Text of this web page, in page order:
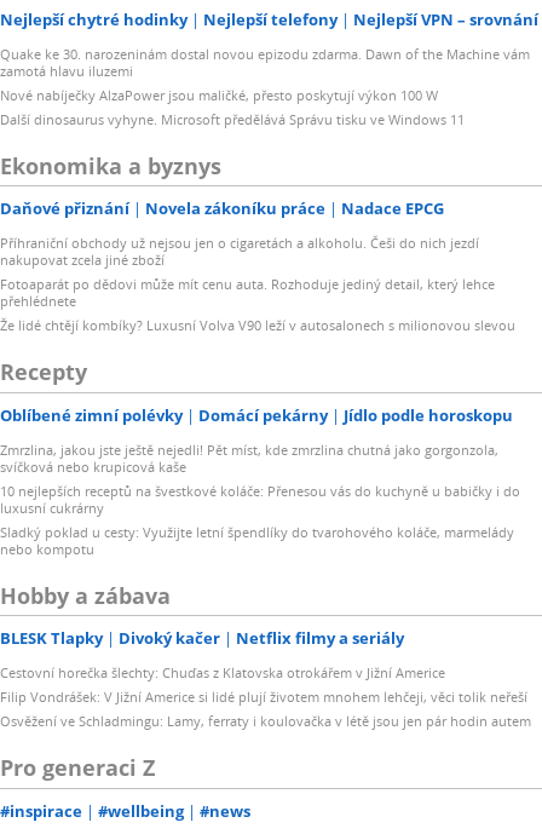
Nejlepší chytré hodinky Nejlepší telefony Nejlepší VPN – srovnání
Quake ke 30. narozeninám dostal novou epizodu zdarma. Dawn of the Machine vám
zamotá hlavu iluzemi
Nové nabíječky AlzaPower jsou maličké, přesto poskytují výkon 100 W
Další dinosaurus vyhyne. Microsoft předělává Správu tisku ve Windows 11
Ekonomika a byznys
Daňové přiznání Novela zákoníku práce Nadace EPCG
Příhraniční obchody už nejsou jen o cigaretách a alkoholu. Češi do nich jezdí
nakupovat zcela jiné zboží
Fotoaparát po dědovi může mít cenu auta. Rozhoduje jediný detail, který lehce
přehlédnete
Že lidé chtějí kombíky? Luxusní Volva V90 leží v autosalonech s milionovou slevou
Recepty
Oblíbené zimní polévky Domácí pekárny Jídlo podle horoskopu
Zmrzlina, jakou jste ještě nejedli! Pět míst, kde zmrzlina chutná jako gorgonzola,
svíčková nebo krupicová kaše
10 nejlepších receptů na švestkové koláče: Přenesou vás do kuchyně u babičky i do
luxusní cukrárny
Sladký poklad u cesty: Využijte letní špendlíky do tvarohového koláče, marmelády
nebo kompotu
Hobby a zábava
BLESK Tlapky Divoký kačer Netflix filmy a seriály
Cestovní horečka šlechty: Chuďas z Klatovska otrokářem v Jižní Americe
Filip Vondrášek: V Jižní Americe si lidé plují životem mnohem lehčeji, věci tolik neřeší
Osvěžení ve Schladmingu: Lamy, ferraty i koulovačka v létě jsou jen pár hodin autem
Pro generaci Z
#inspirace #wellbeing #news